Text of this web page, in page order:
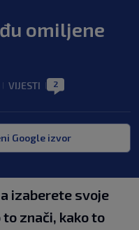
omiljene
VIJESTI 2
Google izvor
izaberete svoje
znači, kako to